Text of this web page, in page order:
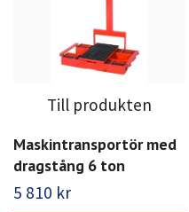
Till produkten
Maskintransportör med
dragstång 6 ton
5 810 kr